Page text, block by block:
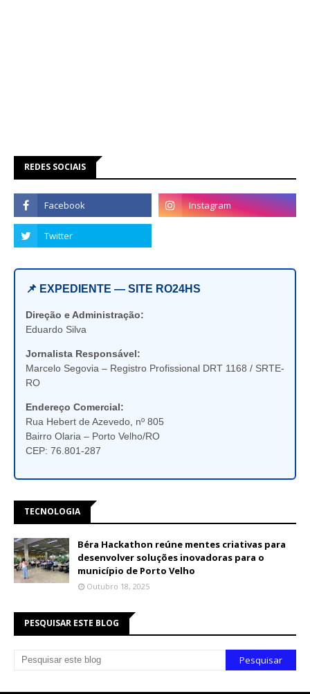
REDES SOCIAIS
📌 EXPEDIENTE — SITE RO24HS
Direção e Administração:
Eduardo Silva
Jornalista Responsável:
Marcelo Segovia – Registro Profissional DRT 1168 / SRTE-
RO
Endereço Comercial:
Rua Hebert de Azevedo, nº 805
Bairro Olaria – Porto Velho/RO
CEP: 76.801-287
TECNOLOGIA
Béra Hackathon reúne mentes criativas para
desenvolver soluções inovadoras para o
município de Porto Velho
Outubro 18, 2025
PESQUISAR ESTE BLOG